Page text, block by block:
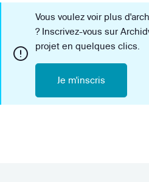
Vous voulez voir plus
? Inscrivez-vous sur
projet en quelques clics.
Je m'inscris